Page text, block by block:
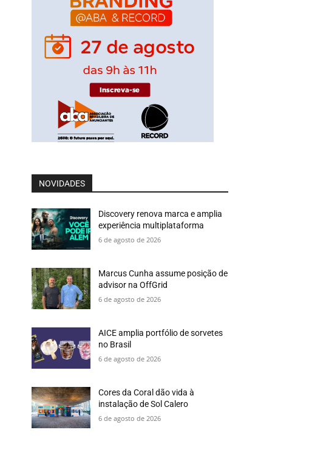
NOVIDADES
Discovery renova marca e amplia
experiência multiplataforma
6 de agosto de 2026
Marcus Cunha assume posição de
advisor na OffGrid
6 de agosto de 2026
AICE amplia portfólio de sorvetes
no Brasil
6 de agosto de 2026
Cores da Coral dão vida à
instalação de Sol Calero
6 de agosto de 2026